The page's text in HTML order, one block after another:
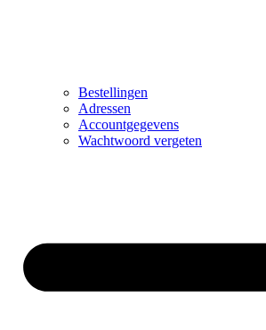
Bestellingen
Adressen
Accountgegevens
Wachtwoord vergeten